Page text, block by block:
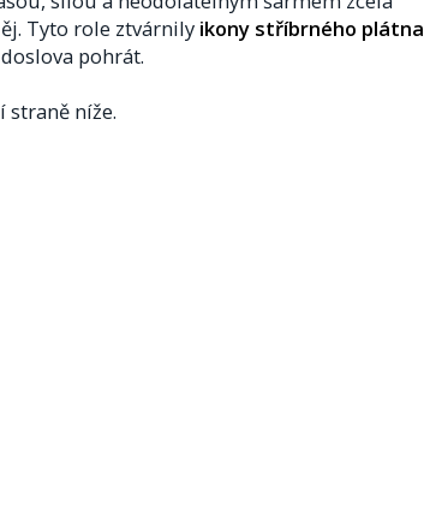
Tyto role ztvárnily ikony stříbrného plátna
pohrát.
straně níže.